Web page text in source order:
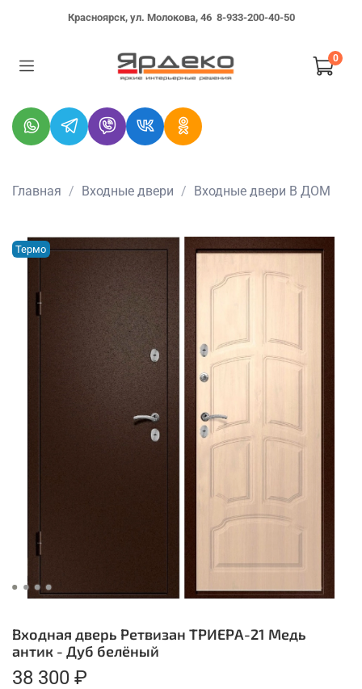
Красноярск, ул. Молокова, 46 8-933-200-40-50
0
Главная Входные двери Входные двери В ДОМ
Термо
Входная дверь Ретвизан ТРИЕРА-21 Медь
антик - Дуб белёный
38 300 ₽